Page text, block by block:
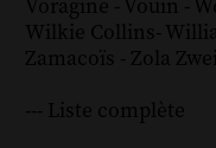
Voragine - Vouin -
Wilkie Collins-
Zamacoïs - Zola
--- Liste complète